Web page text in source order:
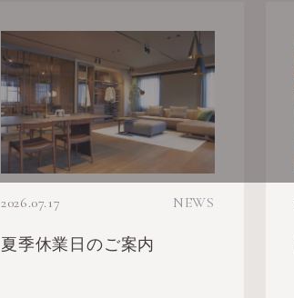
2026.07.17 NEWS
夏季休業日のご案内